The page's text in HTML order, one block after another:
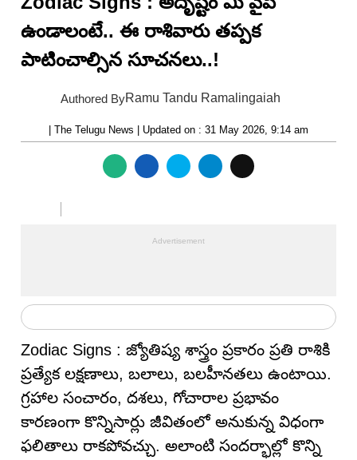
ఉండాలంటే.. ఈ రాశివారు తప్పక
పాటించాల్సిన సూచనలు..!
Authored ByRamu Tandu Ramalingaiah
| The Telugu News | Updated on : 31 May 2026, 9:14 am
Zodiac Signs : జ్యోతిష్య శాస్త్రం ప్రకారం ప్రతి రాశికి
ప్రత్యేక లక్షణాలు, బలాలు, బలహీనతలు ఉంటాయి.
గ్రహాల సంచారం, దశలు, గోచారాల ప్రభావం
కారణంగా కొన్నిసార్లు జీవితంలో అనుకున్న విధంగా
ఫలితాలు రాకపోవచ్చు. అలాంటి సందర్భాల్లో కొన్ని